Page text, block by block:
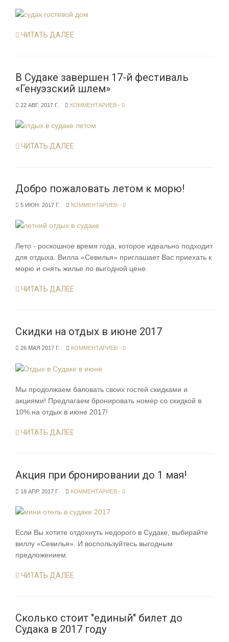
ЧИТАТЬ ДАЛЕЕ
В Судаке завершен 17-й фестиваль
«Генуэзский шлем»
22 АВГ. 2017 Г. КОММЕНТАРИЕВ - 0
ЧИТАТЬ ДАЛЕЕ
Добро пожаловать летом к морю!
5 ИЮН. 2017 Г. КОММЕНТАРИЕВ - 0
Лето - роскошное время года, которое идеально подходит
для отдыха. Вилла «Севилья» приглашает Вас приехать к
морю и снять жилье по выгодной цене.
ЧИТАТЬ ДАЛЕЕ
Скидки на отдых в июне 2017
26 МАЯ 2017 Г. КОММЕНТАРИЕВ - 0
Мы продолжаем баловать своих гостей скидками и
акциями! Предлагаем бронировать номер со скидкой в
10% на отдых в июне 2017!
ЧИТАТЬ ДАЛЕЕ
Акция при бронировании до 1 мая!
18 АПР. 2017 Г. КОММЕНТАРИЕВ - 0
Если Вы хотите отдохнуть недорого в Судаке, выбирайте
виллу «Севилья». И воспользуйтесь выгодным
предложением.
ЧИТАТЬ ДАЛЕЕ
Сколько стоит "единый" билет до
Судака в 2017 году